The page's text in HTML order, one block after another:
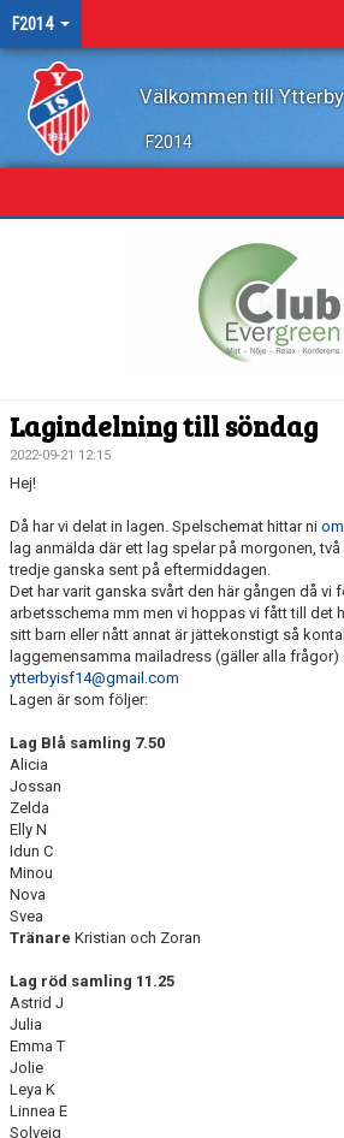
F2014
Välkommen till
F2014
BILDGALLERI
KONTAKT
Lagindelning till söndag
2022-09-21 12:15
Hej!
Då har vi delat in lagen. Spelschemat hittar ni
lag anmälda där ett lag spelar på morgonen,
tredje ganska sent på eftermiddagen.
Det har varit ganska svårt den här gången då vi
arbetsschema mm men vi hoppas vi fått till det
sitt barn eller nått annat är jättekonstigt så
laggemensamma mailadress (gäller alla frågor)
ytterbyisf14@gmail.com
Lagen är som följer:
Lag Blå samling 7.50
Alicia
Jossan
Zelda
Elly N
Idun C
Minou
Nova
Svea
Tränare Kristian och Zoran
Lag röd samling 11.25
Astrid J
Julia
Emma T
Jolie
Leya K
Linnea E
Solveig